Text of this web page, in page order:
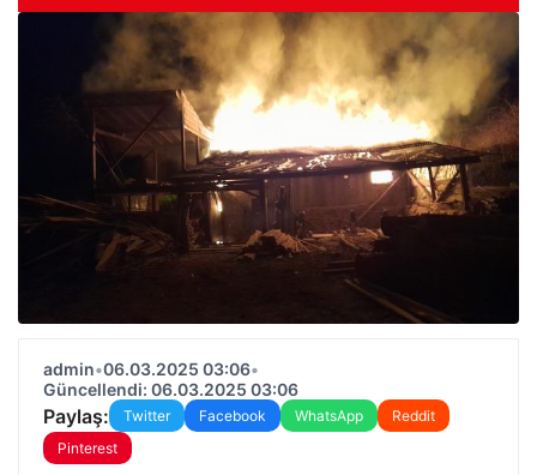
admin•06.03.2025 03:06•
Güncellendi: 06.03.2025 03:06
Paylaş: Twitter Facebook WhatsApp
Reddit
Pinterest